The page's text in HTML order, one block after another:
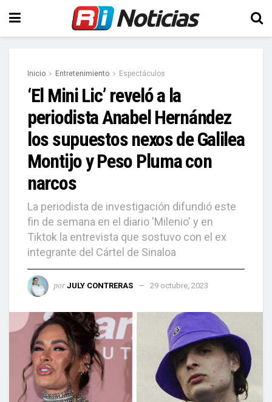
Inicio Entretenimiento Espectáculos
‘El Mini Lic’ reveló a la
periodista Anabel Hernández
los supuestos nexos de Galilea
Montijo y Peso Pluma con
narcos
La periodista de investigación difundió este
fin de semana en el diario 'Milenio' y en
Tiktok la entrevista que sostuvo con el ex
integrante del Cártel de Sinaloa
por JULY CONTRERAS 29 octubre, 2023